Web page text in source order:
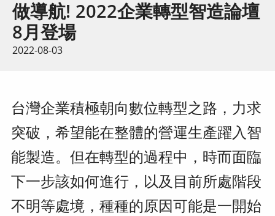
做導航! 2022企業轉型智造論壇
8月登場
2022-08-03
台灣企業積極朝向數位轉型之路，力求
突破，希望能在整體的營運生產躍入智
能製造。但在轉型的過程中，時而面臨
下一步該如何進行，以及目前所處階段
不明等處境，種種的原因可能是一開始